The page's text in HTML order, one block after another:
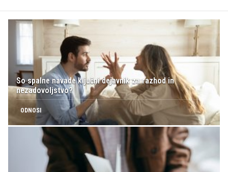
So spalne navade ključni dejavnik za razhod in
nezadovoljstvo?
ODNOSI